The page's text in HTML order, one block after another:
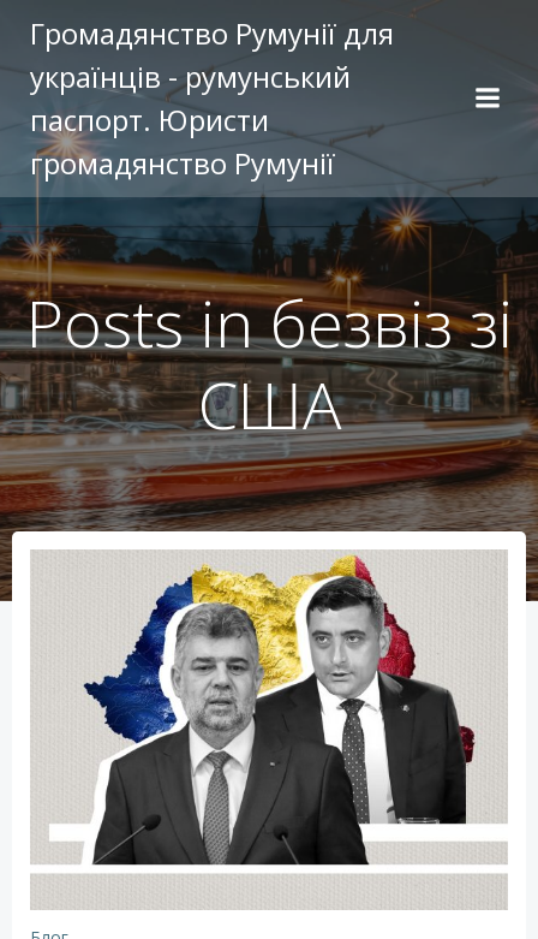
к
содержимому
Громадянство Румунії для
українців - румунський
паспорт. Юристи
громадянство Румунії
Posts in безвіз зі
США